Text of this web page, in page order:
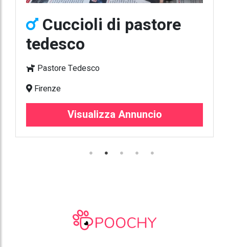
Cuccioli di pastore
tedesco
Pastore Tedesco
Firenze
Visualizza Annuncio